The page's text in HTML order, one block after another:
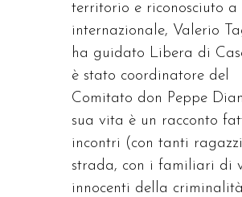
territorio e riconosciuto a
internazionale, Valerio
ha guidato Libera di
è stato coordinatore del
Comitato don Peppe
sua vita è un racconto
incontri (con tanti
strada, con i familiari di
innocenti della criminalità